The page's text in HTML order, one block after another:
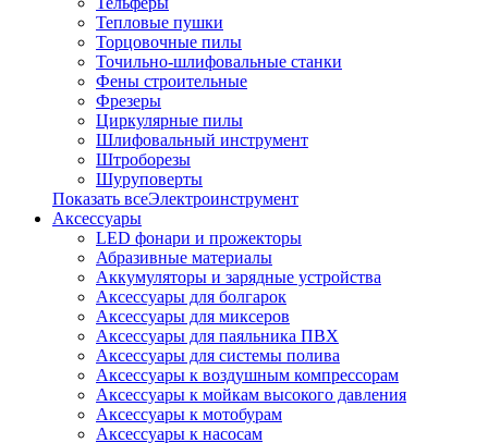
Тепловые пушки
Торцовочные пилы
Точильно-шлифовальные станки
Фены строительные
Фрезеры
Циркулярные пилы
Шлифовальный инструмент
Штроборезы
Шуруповерты
Показать всеЭлектроинструмент
Аксессуары
LED фонари и прожекторы
Абразивные материалы
Аккумуляторы и зарядные устройства
Аксессуары для болгарок
Аксессуары для миксеров
Аксессуары для паяльника ПВХ
Аксессуары для системы полива
Аксессуары к воздушным компрессорам
Аксессуары к мойкам высокого давления
Аксессуары к мотобурам
Аксессуары к насосам